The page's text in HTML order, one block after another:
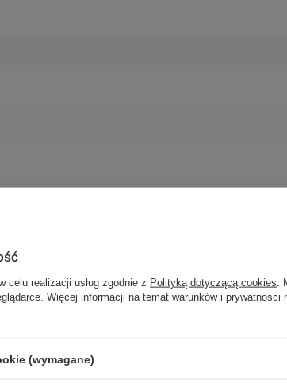
celu realizacji usług zgodnie z Polityką dotyczącą cookies
Więcej informacji na temat warunków i
(wymagane)